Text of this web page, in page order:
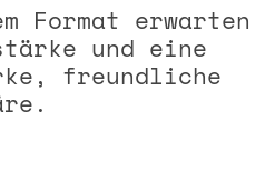
Format erwarten
und eine
freundliche